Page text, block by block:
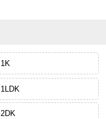
1K
1LDK
2DK